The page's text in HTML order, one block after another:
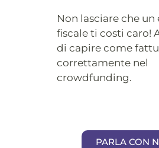
Non lasciare che un
fiscale ti costi caro!
di capire come
correttamente nel
crowdfunding.
PARLA CON